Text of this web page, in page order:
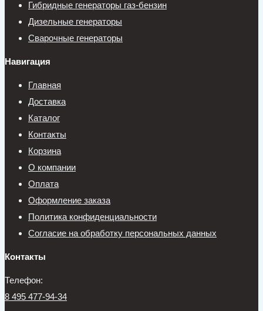
Гибридные генераторы газ-бензин
Дизельные генераторы
Сварочные генераторы
Навигация
Главная
Доставка
Каталог
Контакты
Корзина
О компании
Оплата
Оформление заказа
Политика конфиденциальности
Согласие на обработку персональных данных
Контакты
Телефон:
8 495 477-94-34